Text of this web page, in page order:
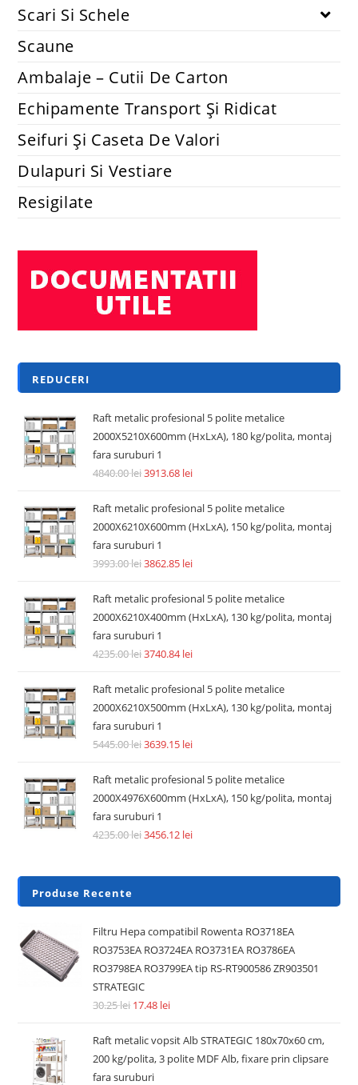
Scari Si Schele
Scaune
Ambalaje – Cutii De Carton
Echipamente Transport Și Ridicat
Seifuri Și Caseta De Valori
Dulapuri Si Vestiare
Resigilate
REDUCERI
Raft metalic profesional 5 polite metalice
2000X5210X600mm (HxLxA), 180 kg/polita, montaj
fara suruburi 1
4840.00lei3913.68 lei
Raft metalic profesional 5 polite metalice
2000X6210X600mm (HxLxA), 150 kg/polita, montaj
fara suruburi 1
3993.00lei3862.85 lei
Raft metalic profesional 5 polite metalice
2000X6210X400mm (HxLxA), 130 kg/polita, montaj
fara suruburi 1
4235.00lei3740.84lei
Raft metalic profesional 5 polite metalice
2000X6210X500mm (HxLxA), 130 kg/polita, montaj
fara suruburi 1
5445.00lei3639.15 lei
Raft metalic profesional 5 polite metalice
2000X4976X600mm (HxLxA), 150 kg/polita, montaj
fara suruburi 1
4235.00lei3456.12 lei
Produse Recente
Filtru Hepa compatibil Rowenta RO3718EA
RO3753EA RO3724EA RO3731EA RO3786EA
RO3798EA RO3799EA tip RS-RT900586 ZR903501
STRATEGIC
30.25lei 17.48 lei
Raft metalic vopsit Alb STRATEGIC 180x70x60 cm,
200 kg/polita, 3 polite MDF Alb, fixare prin clipsare
fara suruburi